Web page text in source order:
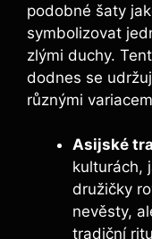
podobné šaty
symbolizovat
zlými duchy.
dodnes se
různými
Asijské
kulturách,
družičky‌
nevěsty,
⁣tradiční